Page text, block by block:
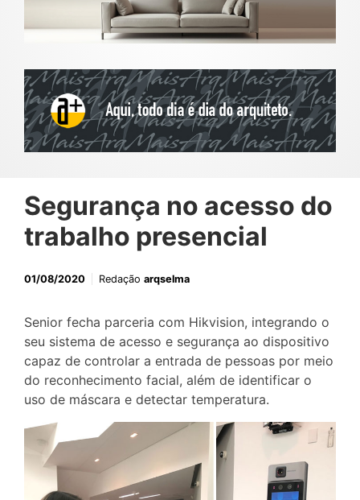
Segurança no acesso do
trabalho presencial
01/08/2020 Redação arqselma
Senior fecha parceria com Hikvision, integrando o
seu sistema de acesso e segurança ao dispositivo
capaz de controlar a entrada de pessoas por meio
do reconhecimento facial, além de identificar o
uso de máscara e detectar temperatura.